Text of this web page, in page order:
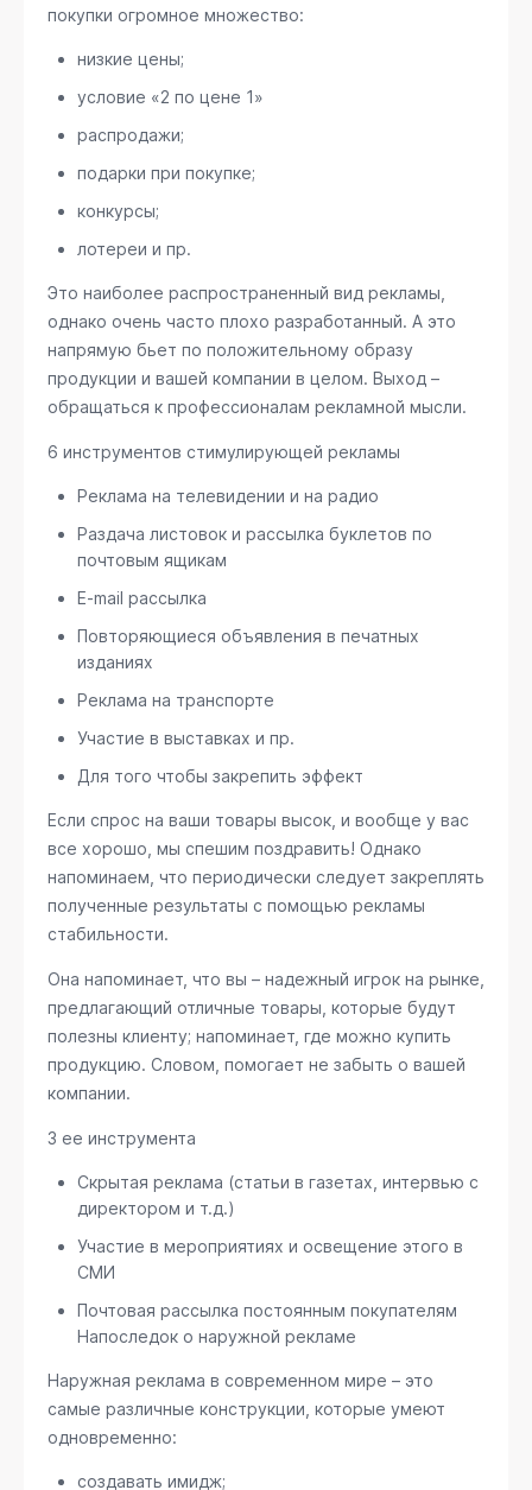
покупки огромное множество:
низкие цены;
условие «2 по цене 1»
распродажи;
подарки при покупке;
конкурсы;
лотереи и пр.
Это наиболее распространенный вид рекламы,
однако очень часто плохо разработанный. А это
напрямую бьет по положительному образу
продукции и вашей компании в целом. Выход –
обращаться к профессионалам рекламной мысли.
6 инструментов стимулирующей рекламы
Реклама на телевидении и на радио
Раздача листовок и рассылка буклетов по
почтовым ящикам
E-mail рассылка
Повторяющиеся объявления в печатных
изданиях
Реклама на транспорте
Участие в выставках и пр.
Для того чтобы закрепить эффект
Если спрос на ваши товары высок, и вообще у вас
все хорошо, мы спешим поздравить! Однако
напоминаем, что периодически следует закреплять
полученные результаты с помощью рекламы
стабильности.
Она напоминает, что вы – надежный игрок на рынке,
предлагающий отличные товары, которые будут
полезны клиенту; напоминает, где можно купить
продукцию. Словом, помогает не забыть о вашей
компании.
3 ее инструмента
Скрытая реклама (статьи в газетах, интервью с
директором и т.д.)
Участие в мероприятиях и освещение этого в
СМИ
Почтовая рассылка постоянным покупателям
Напоследок о наружной рекламе
Наружная реклама в современном мире – это
самые различные конструкции, которые умеют
одновременно:
создавать имидж;